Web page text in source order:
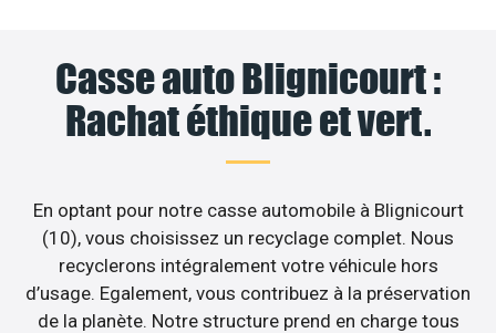
Casse auto Blignicourt :
Rachat éthique et vert.
En optant pour notre casse automobile à Blignicourt
(10), vous choisissez un recyclage complet. Nous
recyclerons intégralement votre véhicule hors
d’usage. Egalement, vous contribuez à la préservation
de la planète. Notre structure prend en charge tous